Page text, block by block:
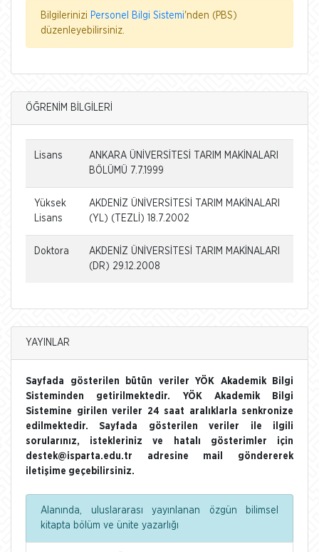
Bilgilerinizi Personel Bilgi Sistemi'nden (PBS)
düzenleyebilirsiniz.
ÖĞRENİM BİLGİLERİ
Lisans
ANKARA ÜNİVERSİTESİ TARIM MAKİNALARI
BÖLÜMÜ 7.7.1999
Yüksek
Lisans
AKDENİZ ÜNİVERSİTESİ TARIM MAKİNALARI
(YL) (TEZLİ) 18.7.2002
Doktora
AKDENİZ ÜNİVERSİTESİ TARIM MAKİNALARI
(DR) 29.12.2008
YAYINLAR
Sayfada gösterilen bütün veriler YÖK Akademik Bilgi
Sisteminden getirilmektedir. YÖK Akademik Bilgi
Sistemine girilen veriler 24 saat aralıklarla senkronize
edilmektedir. Sayfada gösterilen veriler ile ilgili
sorularınız, istekleriniz ve hatalı gösterimler için
destek@isparta.edu.tr adresine mail göndererek
iletişime geçebilirsiniz.
Alanında, uluslararası yayınlanan özgün bilimsel
kitapta bölüm ve ünite yazarlığı